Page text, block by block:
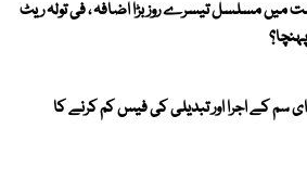
میں مسلسل تیسرے روز بڑا اضافہ ، فی تولہ ریٹ
سم کے اجرا اور تبدیلی کی فیس کم کرنے کا